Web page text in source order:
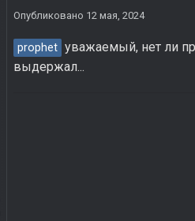
Опубликовано 12 мая, 2024
prophet уважаемый, нет ли
выдержал...